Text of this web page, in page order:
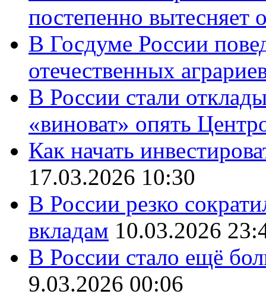
постепенно вытесняет
В Госдуме России
отечественных
В России стали
«виноват» опять
Как начать
17.03.2026 10:30
В России резко
вкладам 10.03.2026
В России стало ещё
9.03.2026 00:06